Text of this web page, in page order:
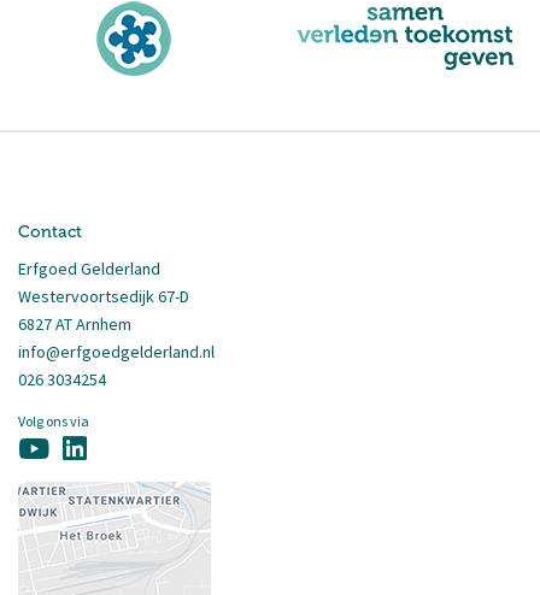
Contact
Erfgoed Gelderland
Westervoortsedijk 67-D
6827 AT Arnhem
info@erfgoedgelderland.nl
026 3034254
Volg ons via